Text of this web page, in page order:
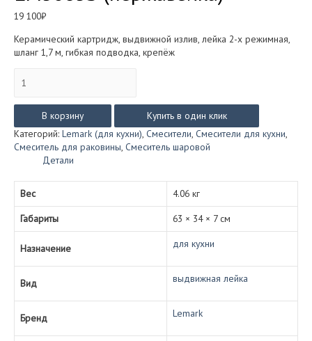
19 100₽
Керамический картридж, выдвижной излив, лейка 2-х режимная,
шланг 1,7 м, гибкая подводка, крепёж
товара
Lemark
EXPERT
для
кухни
выдвижным
изливом
LM5085S
(нержавейка)
В корзину
Купить в один клик
Категорий: Lemark (для кухни), Смесители, Смесители для кухни,
Смеситель для раковины, Смеситель шаровой
Детали
Вес
4.06 кг
Габариты
63 × 34 × 7 см
Назначение для кухни
Вид выдвижная лейка
Бренд Lemark